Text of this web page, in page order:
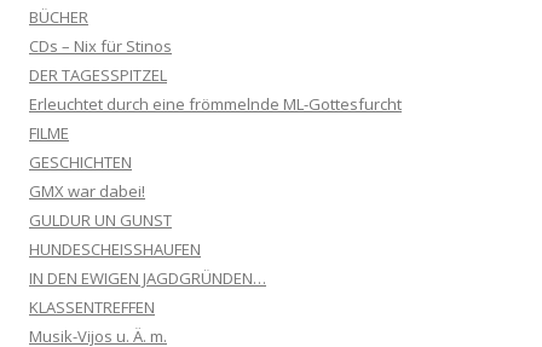
BÜCHER
CDs – Nix für Stinos
DER TAGESSPITZEL
Erleuchtet durch eine frömmelnde ML-Gottesfurcht
FILME
GESCHICHTEN
GMX war dabei!
GULDUR UN GUNST
HUNDESCHEISSHAUFEN
IN DEN EWIGEN JAGDGRÜNDEN…
KLASSENTREFFEN
Musik-Vijos u. Ä. m.